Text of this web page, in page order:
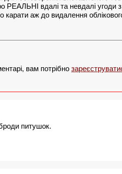
РЕАЛЬНІ вдалі та невдалі угоди
карати аж до видалення
вам потрібно
питушок.